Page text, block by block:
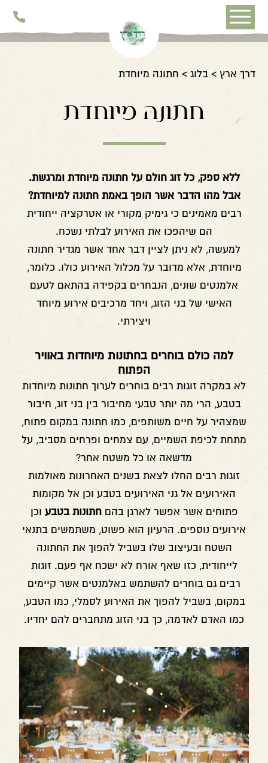
דלג לסרגל הניווט
דלג לתוכן
דרך ארץ בלוג חתונה מיוחדת
חתונה מיוחדת
ללא ספק, כל זוג חולם על חתונה מיוחדת ומרגשת.
אבל מהו הדבר אשר הופך באמת חתונה למיוחדת?
רבים מאמינים כי גימיק מקורי או אטרקציה ייחודית
הם שיהפכו את האירוע לבלתי נשכח.
למעשה, לא ניתן לציין דבר אחד אשר מגדיר חתונה
מיוחדת, אלא מדובר על מכלול האירוע כולו. כלומר,
אלמנטים שונים, הנבחרים בקפידה בהתאם לטעם
האישי של בני הזוג, ויחד מרכיבים אירוע מיוחד
ויצירתי.
למה כולם בוחרים בחתונות מיוחדות באוויר
הפתוח
לא במקרה זוגות רבים בוחרים לערוך חתונות מיוחדות
בטבע, הרי מה יותר טבעי מחיבור בין בני זוג, חיבור
שמצהיר על חיים משותפים, כמו חתונה במקום פתוח,
מתחת לכיפת השמיים, עם צמחים ופרחים מסביב, על
מדשאה או כל משטח אחר?
זוגות רבים החלו לצאת בשנים האחרונות מאולמות
האירועים אל גני האירועים בטבע וכן אל מקומות
פתוחים אשר אפשר לארגן בהםחתונות בטבע וכן
אירועים נוספים. הרעיון הוא פשוט, משתמשים בתנאי
השטח ובעיצוב שלו בשביל להפוך את החתונה
לייחודית, כזו שאף אורח לא ישכח אף פעם. זוגות
רבים גם בוחרים להשתמש באלמנטים אשר קיימים
במקום, בשביל להפוך את האירוע לסמלי, כמו הטבע,
כמו האדם לאדמה, כך בני הזוג מתחברים להם יחדיו.